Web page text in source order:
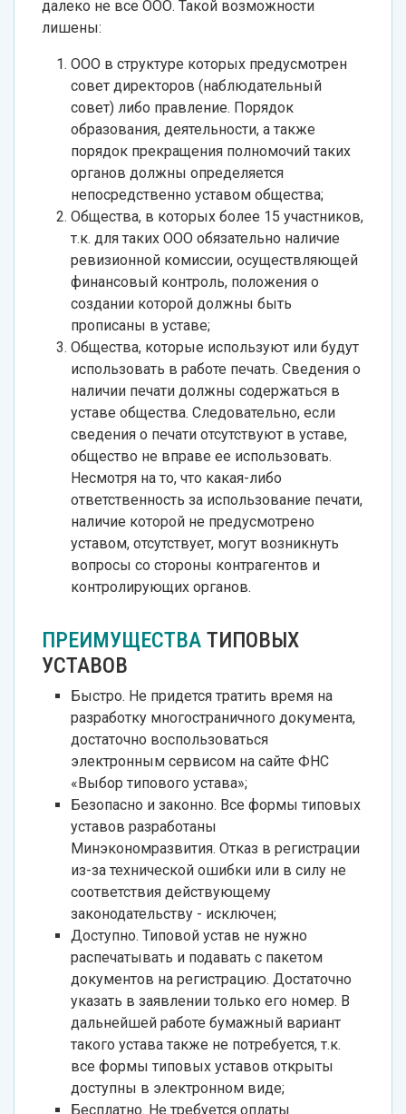
далеко не все ООО. Такой возможности
лишены:
ООО в структуре которых предусмотрен
совет директоров (наблюдательный
совет) либо правление. Порядок
образования, деятельности, а также
порядок прекращения полномочий таких
органов должны определяется
непосредственно уставом общества;
Общества, в которых более 15 участников,
т.к. для таких ООО обязательно наличие
ревизионной комиссии, осуществляющей
финансовый контроль, положения о
создании которой должны быть
прописаны в уставе;
Общества, которые используют или будут
использовать в работе печать. Сведения о
наличии печати должны содержаться в
уставе общества. Следовательно, если
сведения о печати отсутствуют в уставе,
общество не вправе ее использовать.
Несмотря на то, что какая-либо
ответственность за использование печати,
наличие которой не предусмотрено
уставом, отсутствует, могут возникнуть
вопросы со стороны контрагентов и
контролирующих органов.
ПРЕИМУЩЕСТВА ТИПОВЫХ
УСТАВОВ
Быстро. Не придется тратить время на
разработку многостраничного документа,
достаточно воспользоваться
электронным сервисом на сайте ФНС
«Выбор типового устава»;
Безопасно и законно. Все формы типовых
уставов разработаны
Минэкономразвития. Отказ в регистрации
из-за технической ошибки или в силу не
соответствия действующему
законодательству - исключен;
Доступно. Типовой устав не нужно
распечатывать и подавать с пакетом
документов на регистрацию. Достаточно
указать в заявлении только его номер. В
дальнейшей работе бумажный вариант
такого устава также не потребуется, т.к.
все формы типовых уставов открыты
доступны в электронном виде;
Бесплатно. Не требуется оплаты